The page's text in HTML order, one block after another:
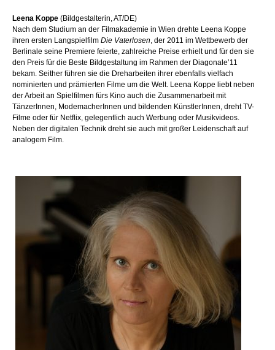
Leena Koppe (Bildgestalterin, AT/DE)
Nach dem Studium an der Filmakademie in Wien drehte Leena Koppe
ihren ersten Langspielfilm Die Vaterlosen, der 2011 im Wettbewerb der
Berlinale seine Premiere feierte, zahlreiche Preise erhielt und für den sie
den Preis für die Beste Bildgestaltung im Rahmen der Diagonale’11
bekam. Seither führen sie die Dreharbeiten ihrer ebenfalls vielfach
nominierten und prämierten Filme um die Welt. Leena Koppe liebt neben
der Arbeit an Spielfilmen fürs Kino auch die Zusammenarbeit mit
TänzerInnen, ModemacherInnen und bildenden KünstlerInnen, dreht TV-
Filme oder für Netflix, gelegentlich auch Werbung oder Musikvideos.
Neben der digitalen Technik dreht sie auch mit großer Leidenschaft auf
analogem Film.